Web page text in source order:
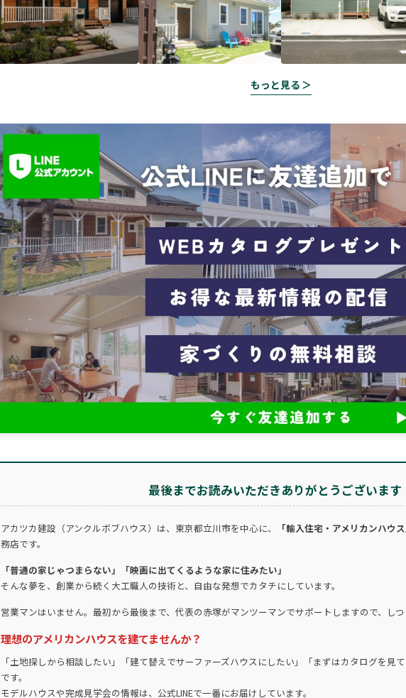
もっと見る ＞
最後までお読みいただきありがとうございます
アカツカ建設（アンクルボブハウス）は、東京都立川市を中心に、 「輸入住宅・アメリカンハウス
務店です。
「普通の家じゃつまらない」「映画に出てくるような家に住みたい」
そんな夢を、創業から続く大工職人の技術と、自由な発想でカタチにしています。
営業マンはいません。最初から最後まで、代表の赤塚がマンツーマンでサポートしますので、しつ
理想のアメリカンハウスを建てませんか？
「土地探しから相談したい」「建て替えでサーファーズハウスにしたい」「まずはカタログを見
です。
モデルハウスや完成見学会の情報は、公式LINEで一番にお届けしています。